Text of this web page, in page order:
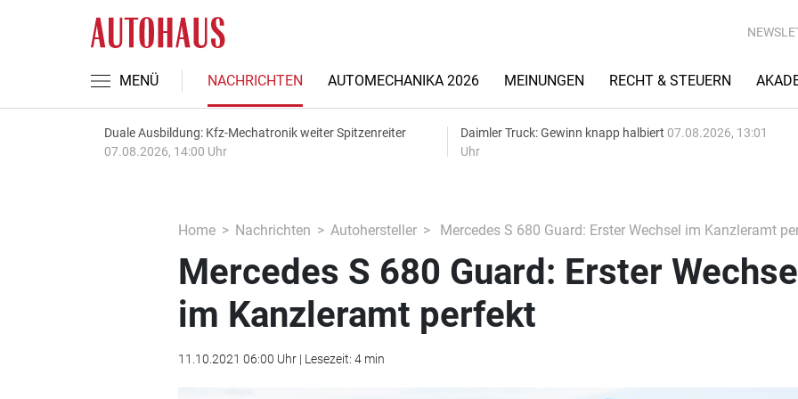
MENÜ NACHRICHTEN AUTOMECHANIKA 2026 MEINUNGEN RECHT & STEUERN
Duale Ausbildung: Kfz-Mechatronik weiter Spitzenreiter
07.08.2026, 14:00 Uhr
Daimler Truck: Gewinn knapp halbiert 07.08.2026, 13:01
Uhr
Home Nachrichten Autohersteller Mercedes S 680 Guard: Erster Wechsel im Kanzleramt
Mercedes S 680 Guard: Erster Wechsel
im Kanzleramt perfekt
11.10.2021 06:00 Uhr | Lesezeit: 4 min